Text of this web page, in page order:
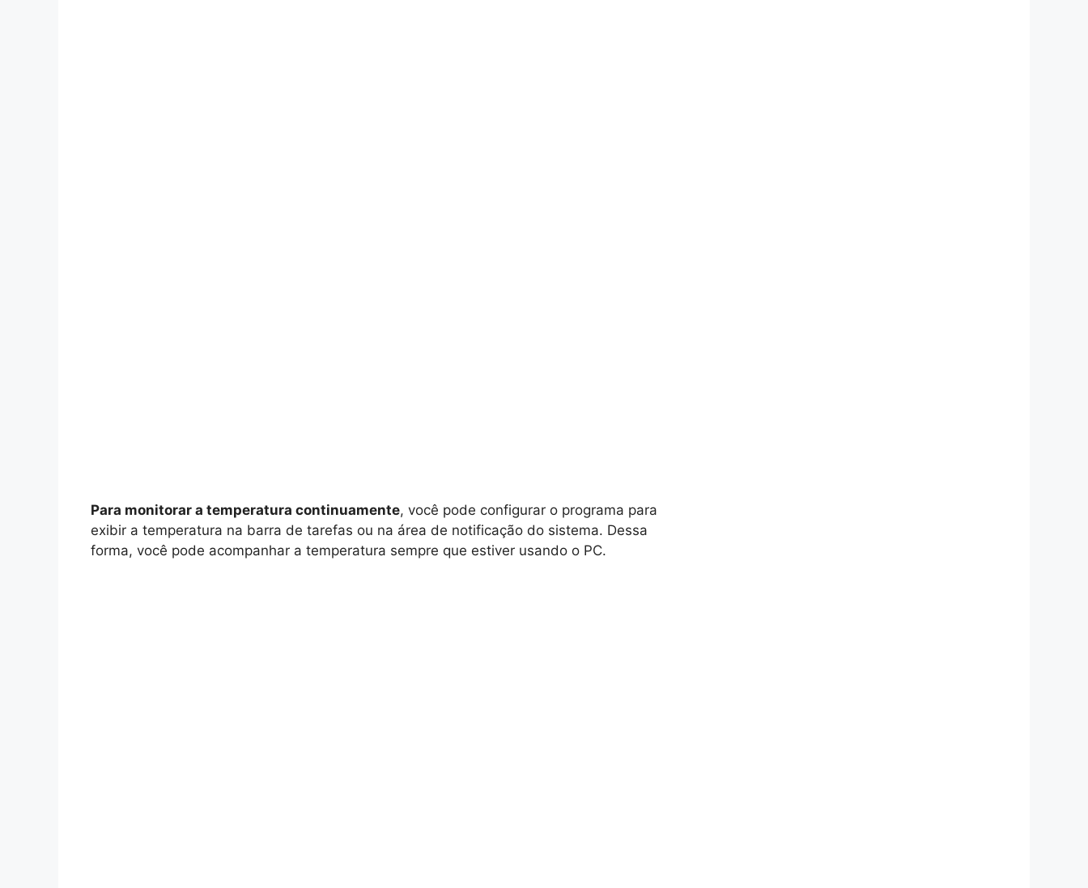
Para monitorar a temperatura continuamente, você pode configurar o programa para
exibir a temperatura na barra de tarefas ou na área de notificação do sistema. Dessa
forma, você pode acompanhar a temperatura sempre que estiver usando o PC.